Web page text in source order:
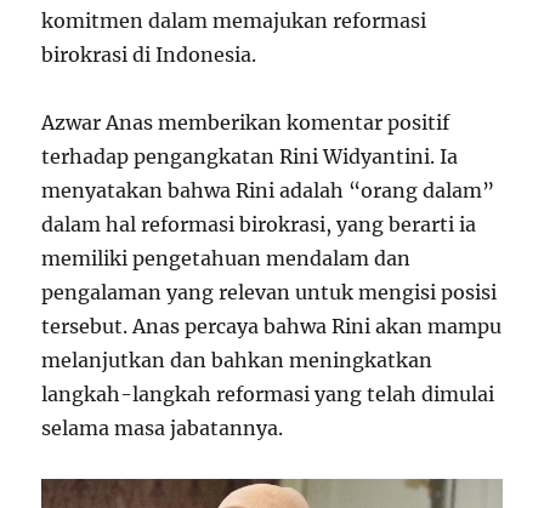
komitmen dalam memajukan reformasi
birokrasi di Indonesia.
Azwar Anas memberikan komentar positif
terhadap pengangkatan Rini Widyantini. Ia
menyatakan bahwa Rini adalah “orang dalam”
dalam hal reformasi birokrasi, yang berarti ia
memiliki pengetahuan mendalam dan
pengalaman yang relevan untuk mengisi posisi
tersebut. Anas percaya bahwa Rini akan mampu
melanjutkan dan bahkan meningkatkan
langkah-langkah reformasi yang telah dimulai
selama masa jabatannya.